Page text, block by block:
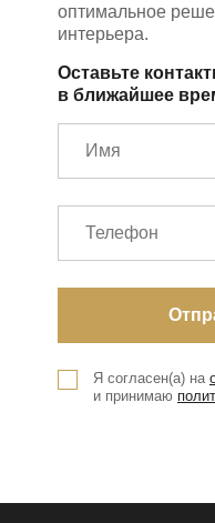
оптимальное
интерьера.
Оставьте
в ближайшее
Я согласен(а) на
и принимаю